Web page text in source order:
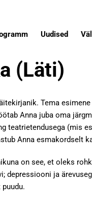
Uudised
(Läti)
Tema
Anna juba oma
teatrietendusega (mis
Anna esmakordselt
on see, et oleks
depressiooni ja